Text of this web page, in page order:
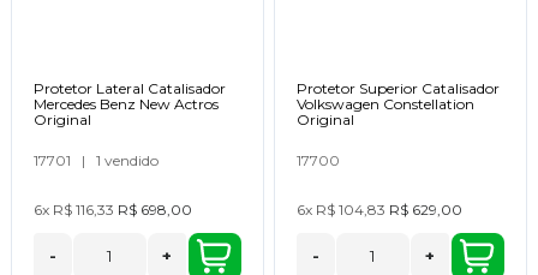
Protetor Lateral Catalisador
Mercedes Benz New Actros
Original
17701 | 1 vendido
6x R$ 116,33 R$ 698,00
- +
Protetor Superior Catalisador
Volkswagen Constellation
Original
17700
6x R$ 104,83 R$ 629,00
- +